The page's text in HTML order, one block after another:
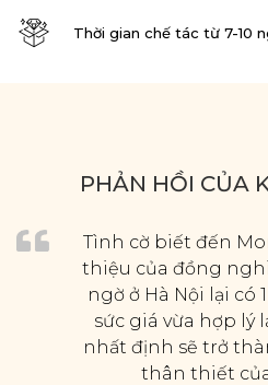
Thời gian chế tác từ 7-10
PHẢN HỒI CỦA
Tình cờ biết đến
thiệu của đồng
ngờ ở Hà Nội lại có
sức giá vừa hợp lý
nhất định sẽ trở
thân thiết